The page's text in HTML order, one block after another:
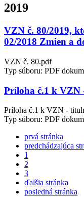
2019
VZN č. 80/2019,
02/2018 Zmien a
VZN č. 80.pdf
Typ súboru: PDF
Príloha č.1 k VZN
Príloha č.1 k VZN -
Typ súboru: PDF
prvá stránka
predchádzajúca
1
2
3
ďalšia stránka
posledná stránka